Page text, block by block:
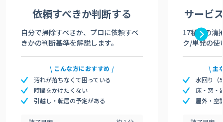
依頼すべきか判断する
自分で掃除すべきか、プロに依頼すべ
きかの判断基準を解説します。
こんな方におすすめ
汚れが落ちなくて困っている
時間をかけたくない
引越し・転居の予定がある
サービ
17種類の清
ク/単発の使
主
水回り（
床・窓・
屋外・空